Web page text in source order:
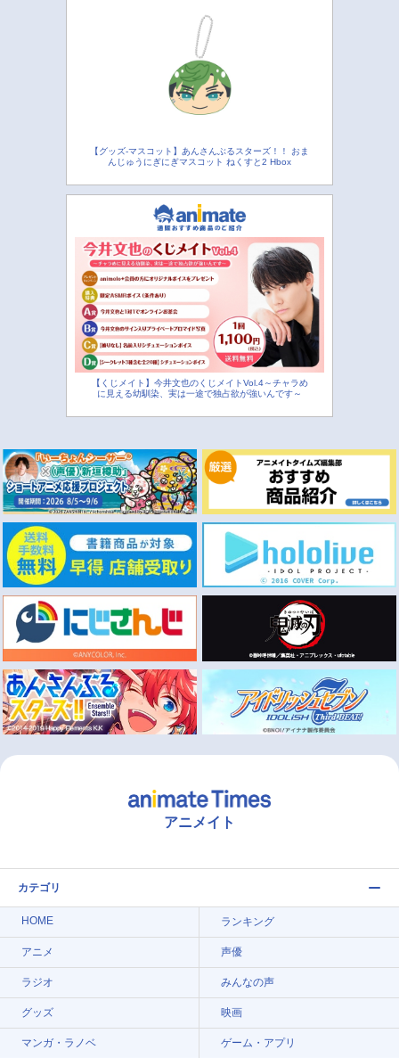
【グッズ-マスコット】あんさんぶるスターズ！！ おま
んじゅうにぎにぎマスコット ねくすと2 Hbox
【くじメイト】今井文也のくじメイトVol.4～チャラめ
に見える幼馴染、実は一途で独占欲が強いんです～
アニメイト
カテゴリ
HOME ランキング
アニメ 声優
ラジオ みんなの声
グッズ 映画
マンガ・ラノベ ゲーム・アプリ